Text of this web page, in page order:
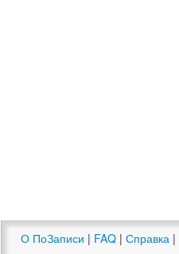
О ПоЗаписи | FAQ | Справка |